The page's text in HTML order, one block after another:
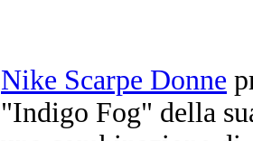
Nike Scarpe Donne
"Indigo Fog" della